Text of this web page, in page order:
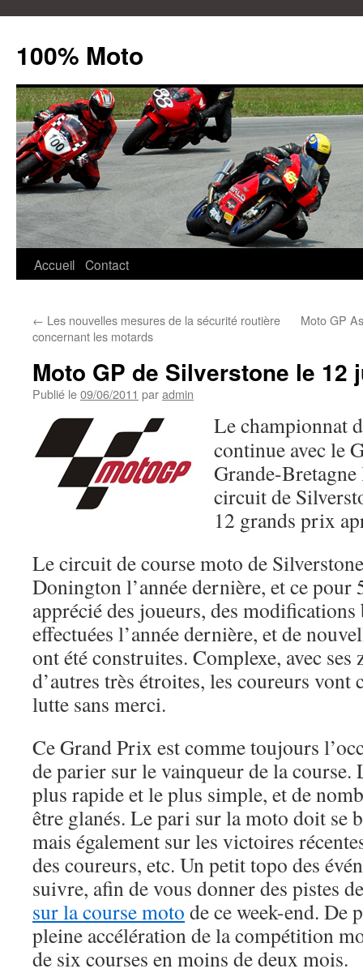
100% Moto
Aller
contenu
Accueil Contact
← Les nouvelles mesures de la sécurité routière
concernant les motards
Moto GP
Moto GP de Silverstone le 12
Publié le09/06/2011 paradmin
Le championnat
continue avec le
Grande-
circuit de
12 grands prix
Le circuit de course moto de
Donington l’année dernière, et ce pour
apprécié des joueurs, des modifications
effectuées l’année dernière, et de
ont été construites. Complexe, avec ses
d’autres très étroites, les coureurs vont
lutte sans merci.
Ce Grand Prix est comme toujours
de parier sur le vainqueur de la course.
plus rapide et le plus simple, et de
être glanés. Le pari sur la moto doit se
mais également sur les victoires
des coureurs, etc. Un petit topo des
suivre, afin de vous donner des pistes
sur la course moto de ce week-end. De
pleine accélération de la compétition
de six courses en moins de deux mois.